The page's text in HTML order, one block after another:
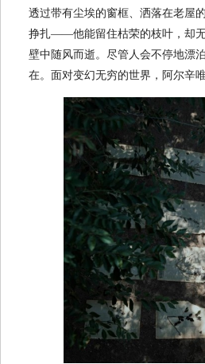
透过带有尘埃的窗框、洒落在老屋
挣扎——他能留住枯荣的枝叶，却
壁中随风而逝。尽管人会不停地漂
在。面对变幻无穷的世界，阿尔辛